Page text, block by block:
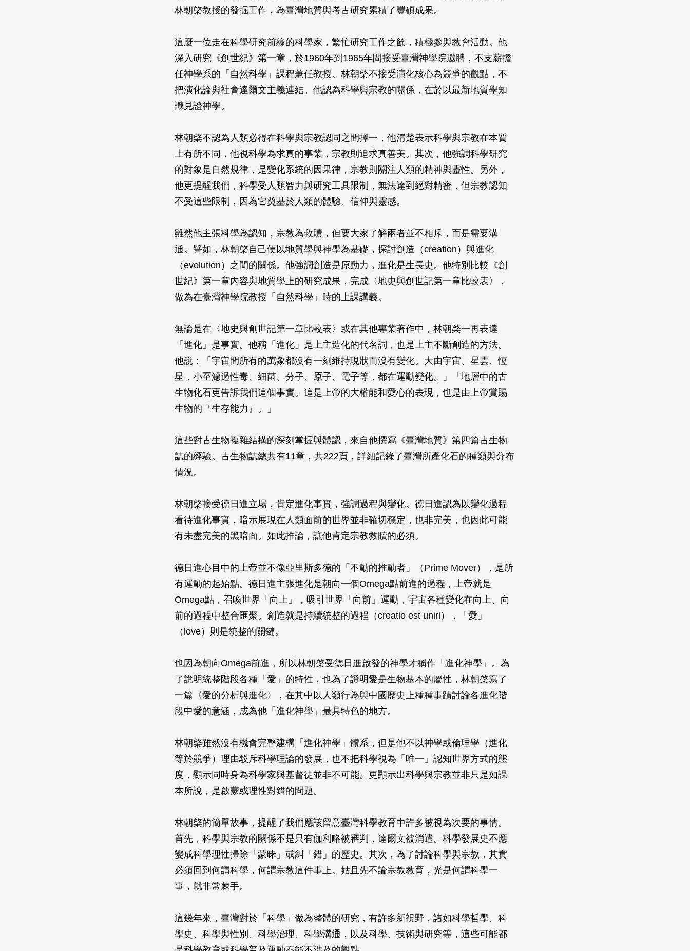
林朝棨教授的發掘工作，為臺灣地質與考古研究累積了豐碩成果。
這麼一位走在科學研究前緣的科學家，繁忙研究工作之餘，積極參與教會活動。他
深入研究《創世紀》第一章，於1960年到1965年間接受臺灣神學院邀聘，不支薪擔
任神學系的「自然科學」課程兼任教授。林朝棨不接受演化核心為競爭的觀點，不
把演化論與社會達爾文主義連結。他認為科學與宗教的關係，在於以最新地質學知
識見證神學。
林朝棨不認為人類必得在科學與宗教認同之間擇一，他清楚表示科學與宗教在本質
上有所不同，他視科學為求真的事業，宗教則追求真善美。其次，他強調科學研究
的對象是自然規律，是變化系統的因果律，宗教則關注人類的精神與靈性。另外，
他更提醒我們，科學受人類智力與研究工具限制，無法達到絕對精密，但宗教認知
不受這些限制，因為它奠基於人類的體驗、信仰與靈感。
雖然他主張科學為認知，宗教為救贖，但要大家了解兩者並不相斥，而是需要溝
通。譬如，林朝棨自己便以地質學與神學為基礎，探討創造（creation）與進化
（evolution）之間的關係。他強調創造是原動力，進化是生長史。他特別比較《創
世紀》第一章內容與地質學上的研究成果，完成〈地史與創世記第一章比較表〉，
做為在臺灣神學院教授「自然科學」時的上課講義。
無論是在〈地史與創世記第一章比較表〉或在其他專業著作中，林朝棨一再表達
「進化」是事實。他稱「進化」是上主造化的代名詞，也是上主不斷創造的方法。
他說：「宇宙間所有的萬象都沒有一刻維持現狀而沒有變化。大由宇宙、星雲、恆
星，小至濾過性毒、細菌、分子、原子、電子等，都在運動變化。」「地層中的古
生物化石更告訴我們這個事實。這是上帝的大權能和愛心的表現，也是由上帝賞賜
生物的『生存能力』。」
這些對古生物複雜結構的深刻掌握與體認，來自他撰寫《臺灣地質》第四篇古生物
誌的經驗。古生物誌總共有11章，共222頁，詳細記錄了臺灣所產化石的種類與分布
情況。
林朝棨接受德日進立場，肯定進化事實，強調過程與變化。德日進認為以變化過程
看待進化事實，暗示展現在人類面前的世界並非確切穩定，也非完美，也因此可能
有未盡完美的黑暗面。如此推論，讓他肯定宗教救贖的必須。
德日進心目中的上帝並不像亞里斯多德的「不動的推動者」（Prime Mover），是所
有運動的起始點。德日進主張進化是朝向一個Omega點前進的過程，上帝就是
Omega點，召喚世界「向上」，吸引世界「向前」運動，宇宙各種變化在向上、向
前的過程中整合匯聚。創造就是持續統整的過程（creatio est uniri），「愛」
（love）則是統整的關鍵。
也因為朝向Omega前進，所以林朝棨受德日進啟發的神學才稱作「進化神學」。為
了說明統整階段各種「愛」的特性，也為了證明愛是生物基本的屬性，林朝棨寫了
一篇〈愛的分析與進化〉，在其中以人類行為與中國歷史上種種事蹟討論各進化階
段中愛的意涵，成為他「進化神學」最具特色的地方。
林朝棨雖然沒有機會完整建構「進化神學」體系，但是他不以神學或倫理學（進化
等於競爭）理由駁斥科學理論的發展，也不把科學視為「唯一」認知世界方式的態
度，顯示同時身為科學家與基督徒並非不可能。更顯示出科學與宗教並非只是如課
本所說，是啟蒙或理性對錯的問題。
林朝棨的簡單故事，提醒了我們應該留意臺灣科學教育中許多被視為次要的事情。
首先，科學與宗教的關係不是只有伽利略被審判，達爾文被消遣。科學發展史不應
變成科學理性掃除「蒙昧」或糾「錯」的歷史。其次，為了討論科學與宗教，其實
必須回到何謂科學，何謂宗教這件事上。姑且先不論宗教教育，光是何謂科學一
事，就非常棘手。
這幾年來，臺灣對於「科學」做為整體的研究，有許多新視野，諸如科學哲學、科
學史、科學與性別、科學治理、科學溝通，以及科學、技術與研究等，這些可能都